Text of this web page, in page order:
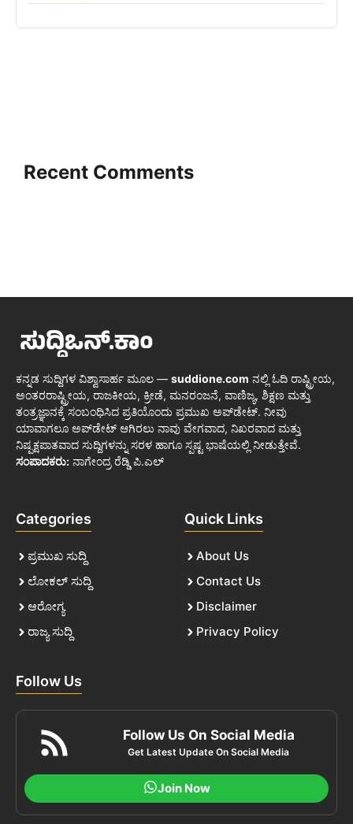
Recent Comments
ಕನ್ನಡ ಸುದ್ದಿಗಳ ವಿಶ್ವಾಸಾರ್ಹ ಮೂಲ — suddione.com ನಲ್ಲಿ ಓದಿ ರಾಷ್ಟ್ರೀಯ,
ಅಂತರರಾಷ್ಟ್ರೀಯ, ರಾಜಕೀಯ, ಕ್ರೀಡೆ, ಮನರಂಜನೆ, ವಾಣಿಜ್ಯ, ಶಿಕ್ಷಣ ಮತ್ತು
ತಂತ್ರಜ್ಞಾನಕ್ಕೆ ಸಂಬಂಧಿಸಿದ ಪ್ರತಿಯೊಂದು ಪ್ರಮುಖ ಅಪ್‌ಡೇಟ್. ನೀವು
ಯಾವಾಗಲೂ ಅಪ್‌ಡೇಟ್ ಆಗಿರಲು ನಾವು ವೇಗವಾದ, ನಿಖರವಾದ ಮತ್ತು
ನಿಷ್ಪಕ್ಷಪಾತವಾದ ಸುದ್ದಿಗಳನ್ನು ಸರಳ ಹಾಗೂ ಸ್ಪಷ್ಟ ಭಾಷೆಯಲ್ಲಿ ನೀಡುತ್ತೇವೆ.
ಸಂಪಾದಕರು: ನಾಗೇಂದ್ರ ರೆಡ್ಡಿ ಪಿ.ಎಲ್
Categories
ಪ್ರಮುಖ ಸುದ್ದಿ
ಲೋಕಲ್ ಸುದ್ದಿ
ಆರೋಗ್ಯ
ರಾಜ್ಯ ಸುದ್ದಿ
Quick Links
About Us
Contact Us
Disclaimer
Privacy Policy
Follow Us
Follow Us On Social Media
Get Latest Update On Social Media
Join Now